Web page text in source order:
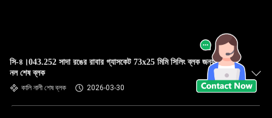
সি-৪।043.252 সাদা রঙের রাবার গ্যাসকেট 73x25 মিমি সিলিং ব্লক জন্য কালি
নল শেষ ব্লক
কালি নালী শেষ ব্লক 2026-03-30